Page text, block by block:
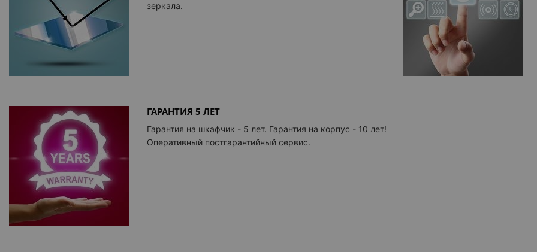
зеркала.
ГАРАНТИЯ 5 ЛЕТ
Гарантия на шкафчик - 5 лет. Гарантия на корпус - 10 лет!
Оперативный постгарантийный сервис.